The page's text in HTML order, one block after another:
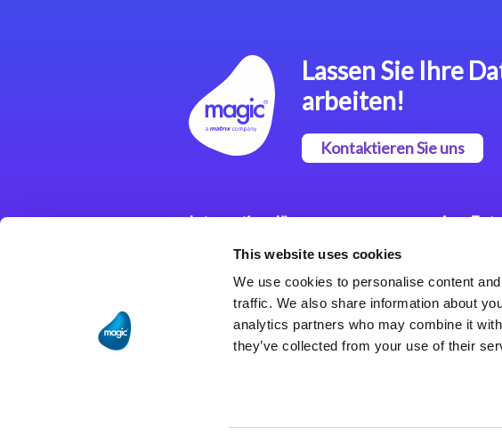
This website uses cookies
We use cookies to personalise content
traffic. We also share information about
analytics partners who may combine it
they’ve collected from your use of their
Lassen Sie Ihre
arbeiten!
Kontaktieren Sie uns
Integrationslösungen
Magic xpi
Integrationsplattform
App
Magic